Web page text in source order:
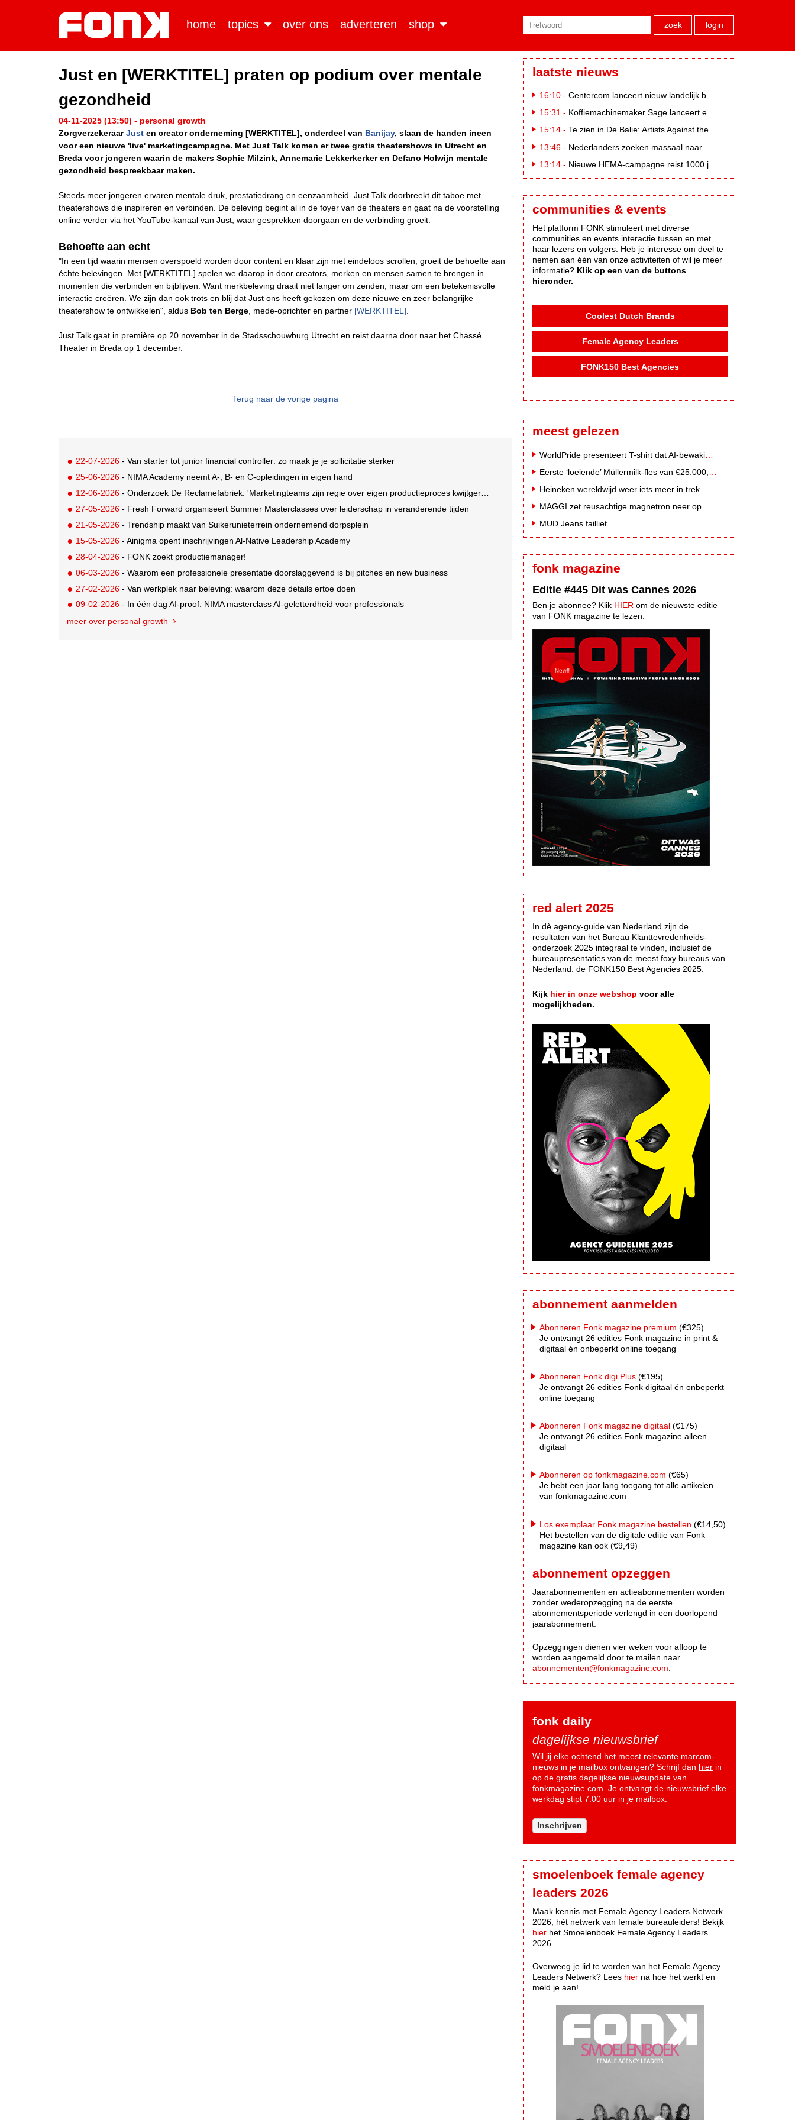
home topics over ons adverteren shop zoek login
Just en [WERKTITEL] praten op podium over mentale
gezondheid
04-11-2025 (13:50) - personal growth
ZorgverzekeraarJust en creator onderneming [WERKTITEL], onderdeel van Banijay, slaan de handen ineen
voor een nieuwe 'live' marketingcampagne. Met Just Talk komen er twee gratis theatershows in Utrecht en
Breda voor jongeren waarin de makers Sophie Milzink, Annemarie Lekkerkerker en Defano Holwijn mentale
gezondheid bespreekbaar maken.
Steeds meer jongeren ervaren mentale druk, prestatiedrang en eenzaamheid. Just Talk doorbreekt dit taboe met
theatershows die inspireren en verbinden. De beleving begint al in de foyer van de theaters en gaat na de voorstelling
online verder via het YouTube-kanaal van Just, waar gesprekken doorgaan en de verbinding groeit.
Behoefte aan echt
"In een tijd waarin mensen overspoeld worden door content en klaar zijn met eindeloos scrollen, groeit de behoefte aan
échte belevingen. Met [WERKTITEL] spelen we daarop in door creators, merken en mensen samen te brengen in
momenten die verbinden en bijblijven. Want merkbeleving draait niet langer om zenden, maar om een betekenisvolle
interactie creëren. We zijn dan ook trots en blij dat Just ons heeft gekozen om deze nieuwe en zeer belangrijke
theatershow te ontwikkelen", aldus Bob ten Berge , mede-oprichter en partner [WERKTITEL]
Just Talk gaat in première op 20 november in de Stadsschouwburg Utrecht en reist daarna door naar het Chassé
Theater in Breda op 1 december.
Terug naar de vorige pagina
22-07-2026 - Van starter tot junior financial controller: zo maak je je sollicitatie sterker
25-06-2026 - NIMA Academy neemt A-, B- en C-opleidingen in eigen hand
12-06-2026 - Onderzoek De Reclamefabriek: 'Marketingteams zijn regie over eigen productieproces kwijtgeraakt'
27-05-2026 - Fresh Forward organiseert Summer Masterclasses over leiderschap in veranderende tijden
21-05-2026 - Trendship maakt van Suikerunieterrein ondernemend dorpsplein
15-05-2026 - Ainigma opent inschrijvingen Al-Native Leadership Academy
28-04-2026 - FONK zoekt productiemanager!
06-03-2026 - Waarom een professionele presentatie doorslaggevend is bij pitches en new business
27-02-2026 - Van werkplek naar beleving: waarom deze details ertoe doen
09-02-2026 - In één dag AI-proof: NIMA masterclass AI-geletterdheid voor professionals
meer over personal growth
laatste nieuws
16:10 - Centercom lanceert nieuw landelijk buitereclamenetwerk: City Cubes
15:31 - Koffiemachinemaker Sage lanceert e-commerceplatform voor koffieliefhebbers
15:14 - Te zien in De Balie: Artists Against the Kremlin III
13:46 - Nederlanders zoeken massaal naar eclipsbrillen op Marktplaats
13:14 - Nieuwe HEMA-campagne reist 1000 jaar terug in de tijd naar 'Hemastein'
communities & events
Het platform FONK stimuleert met diverse
communities en events interactie tussen en met
haar lezers en volgers. Heb je interesse om deel te
nemen aan één van onze activiteiten of wil je meer
informatie? Klik op een van de buttons
hieronder.
Coolest Dutch Brands
Female Agency Leaders
FONK150 Best Agencies
meest gelezen
Heineken wereldwijd weer iets meer in trek
MUD Jeans failliet
fonk magazine
Editie #445 Dit was Cannes 2026
Ben je abonnee? Klik HIER om de nieuwste editie
van FONK magazine te lezen.
red alert 2025
In dè agency-guide van Nederland zijn de
resultaten van het Bureau Klanttevredenheids-
onderzoek 2025 integraal te vinden, inclusief de
bureaupresentaties van de meest foxy bureaus van
Nederland: de FONK150 Best Agencies 2025.
Kijk hier in onze webshop voor alle
mogelijkheden.
abonnement aanmelden
Abonneren Fonk magazine premium (€325)
Je ontvangt 26 edities Fonk magazine in print &
digitaal én onbeperkt online toegang
Abonneren Fonk digi Plus (€195)
Je ontvangt 26 edities Fonk digitaal én onbeperkt
online toegang
Abonneren Fonk magazine digitaal (€175)
Je ontvangt 26 edities Fonk magazine alleen
digitaal
Abonneren op fonkmagazine.com (€65)
Je hebt een jaar lang toegang tot alle artikelen
van fonkmagazine.com
Los exemplaar Fonk magazine bestellen (€14,50)
Het bestellen van de digitale editie van Fonk
magazine kan ook (€9,49)
abonnement opzeggen
Jaarabonnementen en actieabonnementen worden
zonder wederopzegging na de eerste
abonnementsperiode verlengd in een doorlopend
jaarabonnement.
Opzeggingen dienen vier weken voor afloop te
worden aangemeld door te mailen naar
abonnementen@fonkmagazine.com
fonk daily
dagelijkse nieuwsbrief
Wil jij elke ochtend het meest relevante marcom-
nieuws in je mailbox ontvangen? Schrijf dan hier in
op de gratis dagelijkse nieuwsupdate van
fonkmagazine.com. Je ontvangt de nieuwsbrief elke
werkdag stipt 7.00 uur in je mailbox.
Inschrijven
smoelenboek female agency
leaders 2026
Maak kennis met Female Agency Leaders Netwerk
2026, hèt netwerk van female bureauleiders! Bekijk
hier het Smoelenboek Female Agency Leaders
2026.
Overweeg je lid te worden van het Female Agency
Leaders Netwerk? Lees hier na hoe het werkt en
meld je aan!